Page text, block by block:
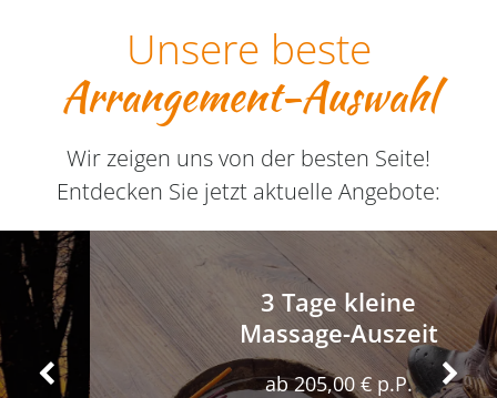
Unsere beste
Arrangement-Auswahl
Wir zeigen uns von der besten Seite!
Entdecken Sie jetzt aktuelle Angebote:
3 Tage kleine
Massage-Auszeit
ab 205,00 € p.P.